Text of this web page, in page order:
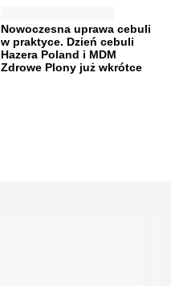
Nowoczesna uprawa cebuli
w praktyce. Dzień cebuli
Hazera Poland i MDM
Zdrowe Plony już wkrótce